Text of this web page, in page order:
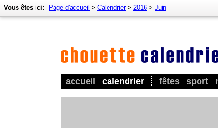
accueil calendrier fêtes sport
Vous êtes ici: Page d'accueil > Calendrier> 2016 > Juin